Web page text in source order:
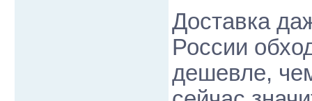
Доставка
России
дешевле,